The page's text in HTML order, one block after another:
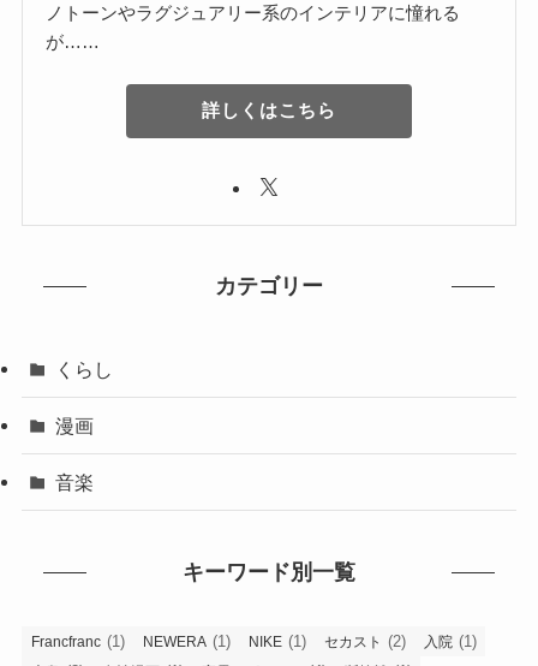
ノトーンやラグジュアリー系のインテリアに憧れる
が……
詳しくはこちら
カテゴリー
くらし
漫画
音楽
キーワード別一覧
Francfranc (1) NEWERA (1) NIKE (1) セカスト (2) 入院 (1)